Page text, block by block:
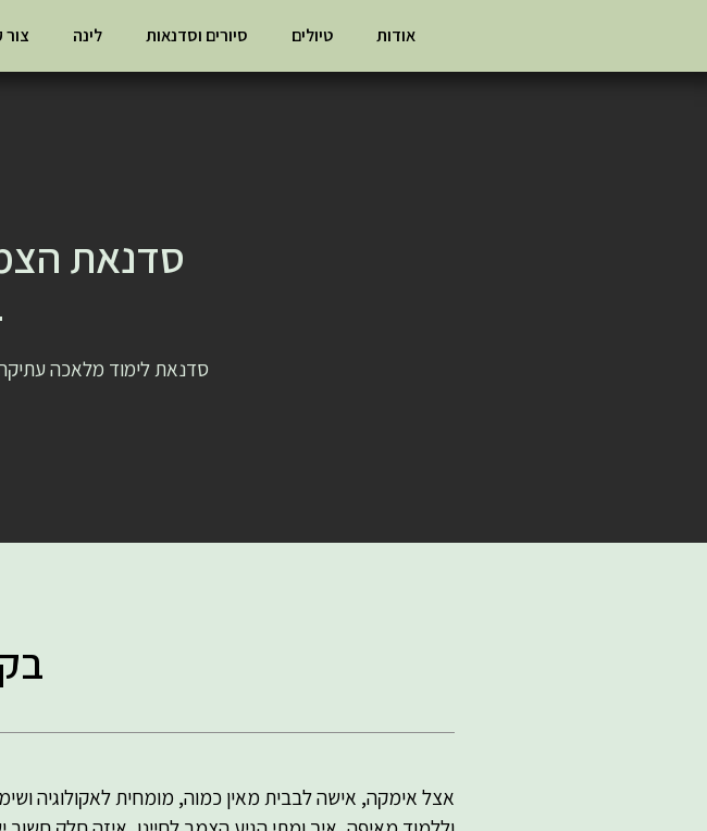
אודות טיולים סיורים וסדנאות לינה
סדנאת
סדנאת לימוד מלאכה
אצל אימקה, אישה לבבית מאין כמוה, מומחית לאקולוגיה